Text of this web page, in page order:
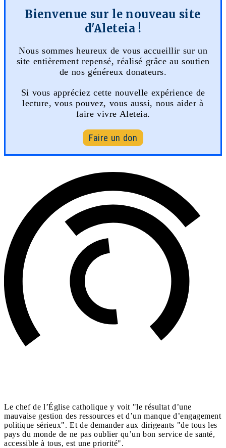
Bienvenue sur le nouveau site
d'Aleteia !
Nous sommes heureux de vous accueillir sur un
site entièrement repensé, réalisé grâce au soutien
de nos généreux donateurs.
Si vous appréciez cette nouvelle expérience de
lecture, vous pouvez, vous aussi, nous aider à
faire vivre Aleteia.
Faire un don
Le chef de l’Église catholique y voit "le résultat d’une
mauvaise gestion des ressources et d’un manque d’engagement
politique sérieux". Et de demander aux dirigeants "de tous les
pays du monde de ne pas oublier qu’un bon service de santé,
accessible à tous, est une priorité".